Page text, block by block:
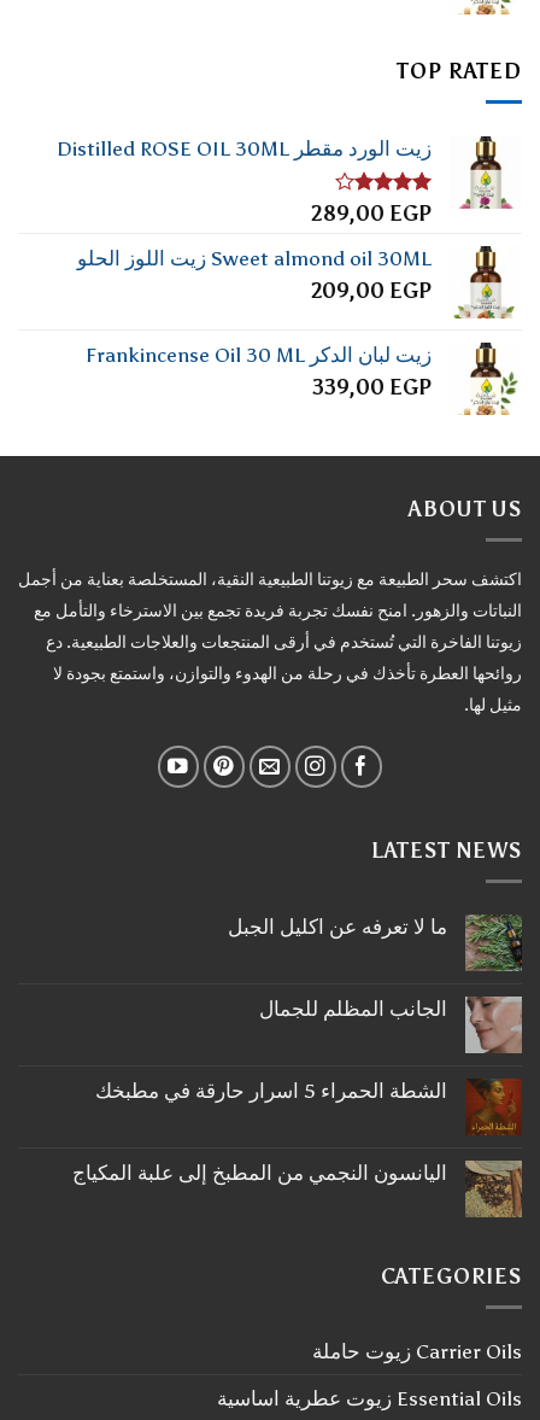
TOP RATED
زيت الورد مقطر Distilled ROSE OIL 30ML
تم
4.00من
5
289,00 EGP
Sweet almond oil 30ML زيت اللوز الحلو
209,00 EGP
زيت لبان الدكر Frankincense Oil 30 ML
339,00 EGP
ABOUT US
اكتشف سحر الطبيعة مع زيوتنا الطبيعية النقية، المستخلصة بعناية من أجمل
النباتات والزهور. امنح نفسك تجربة فريدة تجمع بين الاسترخاء والتأمل مع
زيوتنا الفاخرة التي تُستخدم في أرقى المنتجعات والعلاجات الطبيعية. دع
روائحها العطرة تأخذك في رحلة من الهدوء والتوازن، واستمتع بجودة لا
مثيل لها.
LATEST NEWS
ما لا تعرفه عن اكليل الجبل
على
ما
اكليل
الجبل
الجانب المظلم للجمال
على
الجانب
الشطة الحمراء 5 اسرار حارقة في مطبخك
على
الشطة
في
مطبخك
اليانسون النجمي من المطبخ إلى علبة المكياج
اليانسون
النجمي
علبة
المكياج
CATEGORIES
Carrier Oils زيوت حاملة
Essential Oils زيوت عطرية اساسية